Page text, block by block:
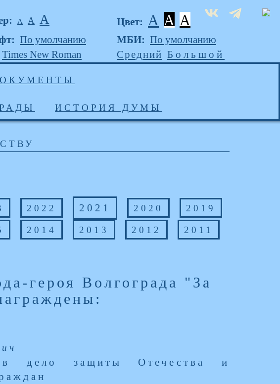
А А А Цвет: A A A
По умолчанию
Times New Roman
МБИ: По умолчанию
Средний Большой
ИСТОРИЯ ДУМЫ
2022 2021 2020 2019
2014 2013 2012
2011
героя Волгограда "За
в дело защиты Отечества и